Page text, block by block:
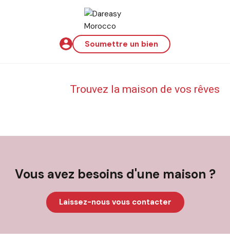
Soumettre un bien
Trouvez la maison de vos rêves
Vous avez besoins d'une maison ?
Laissez-nous vous contacter